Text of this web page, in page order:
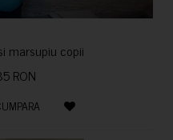
marsupiu copii
RON